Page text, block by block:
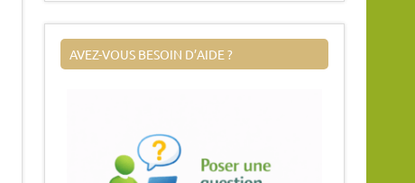
AVEZ-VOUS BESOIN D’AIDE ?